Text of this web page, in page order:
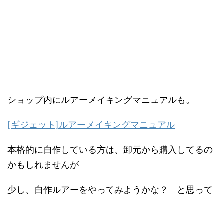
ショップ内にルアーメイキングマニュアルも。
[ギジェット]ルアーメイキングマニュアル
本格的に自作している方は、卸元から購入してるの
かもしれませんが
少し、自作ルアーをやってみようかな？ と思って